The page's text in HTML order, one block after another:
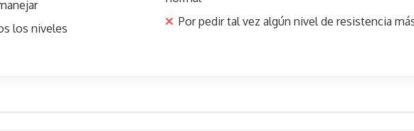
los niveles
Por pedir tal vez algún nivel de resistencia